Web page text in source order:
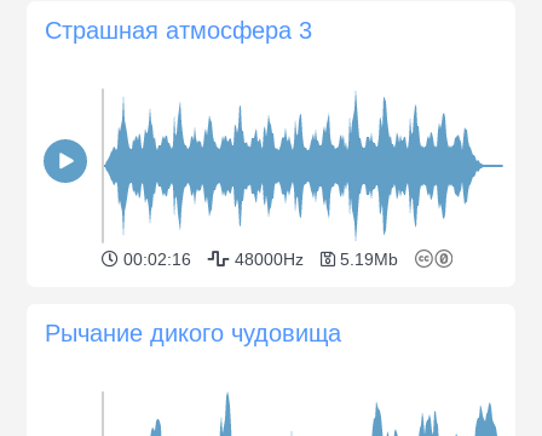
Страшная атмосфера 3
00:02:16 48000Hz 5.19Mb
Рычание дикого чудовища